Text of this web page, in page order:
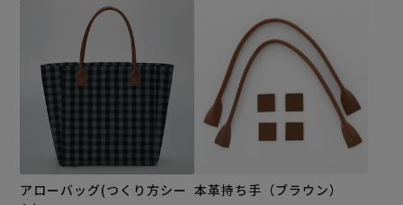
アローバッグ(つくり方シー 本革持ち手（ブラウン）